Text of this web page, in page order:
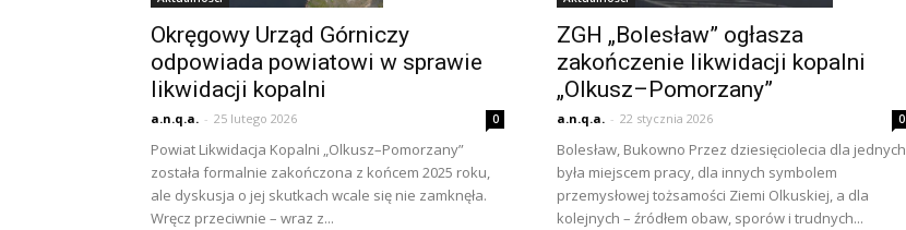
Okręgowy Urząd Górniczy
odpowiada powiatowi w sprawie
likwidacji kopalni
a.n.q.a. - 25 lutego 2026 0
Powiat Likwidacja Kopalni „Olkusz–Pomorzany”
została formalnie zakończona z końcem 2025 roku,
ale dyskusja o jej skutkach wcale się nie zamknęła.
Wręcz przeciwnie – wraz z...
ZGH „Bolesław” ogłasza
zakończenie likwidacji kopalni
„Olkusz–Pomorzany”
a.n.q.a. - 22 stycznia 2026 0
Bolesław, Bukowno Przez dziesięciolecia dla jednych
była miejscem pracy, dla innych symbolem
przemysłowej tożsamości Ziemi Olkuskiej, a dla
kolejnych – źródłem obaw, sporów i trudnych...